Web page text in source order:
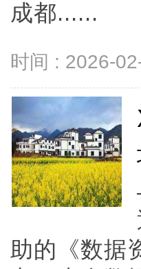
成都......
时间 : 2026-
助的《数据